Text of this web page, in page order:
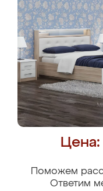
Поможем
Ответим